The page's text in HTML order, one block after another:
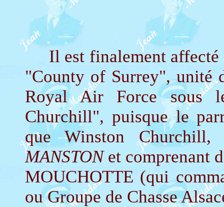
Il est finalement affecté
"County of Surrey", unité
Royal Air Force sous
Churchill", puisque le
que Winston
MANSTON et comprenant
MOUCHOTTE (qui
ou Groupe de Chasse